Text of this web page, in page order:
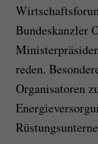
Bundeskanzler
reden.
Organisatoren